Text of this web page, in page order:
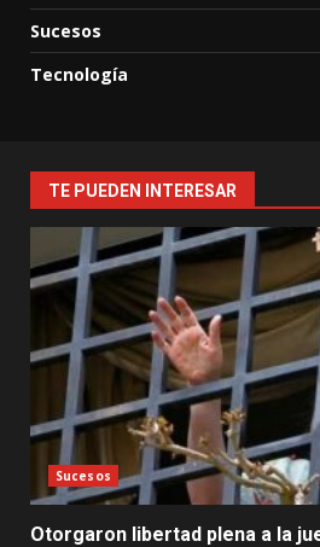
Sucesos
Tecnología
TE PUEDEN INTERESAR
Sucesos
Otorgaron libertad plena a la